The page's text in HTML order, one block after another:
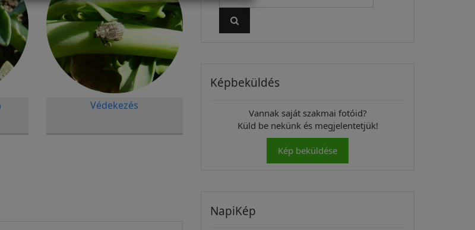
Védekezés
Képbeküldés
Vannak saját szakmai fotóid?
Küld be nekünk és megjelentetjük!
Kép beküldése
NapiKép